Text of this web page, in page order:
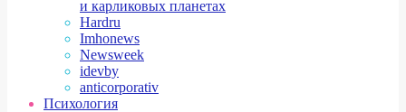
и карликовых планетах
Hardru
Imhonews
Newsweek
idevby
anticorporativ
Психология